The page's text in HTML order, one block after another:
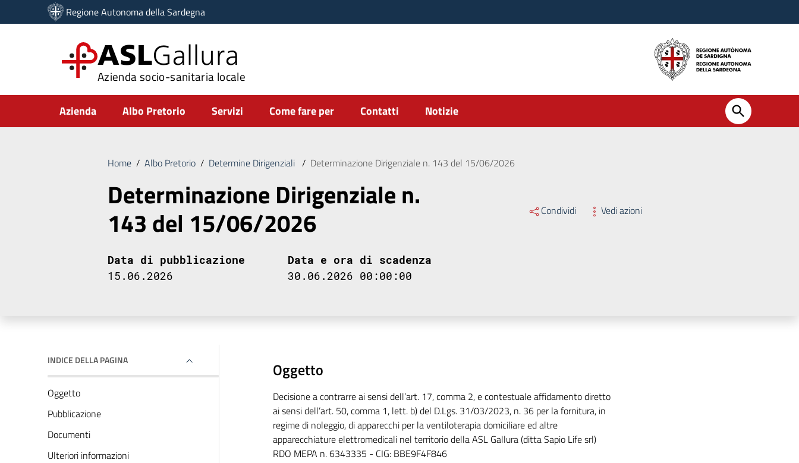
Vai ai contenuti
Vai al menu di navigazione
Regione Autonoma della Sardegna
ASLGallura
Azienda socio-sanitaria locale
Submenu
Azienda Albo Pretorio Servizi Come fare per Contatti Notizie
Home / Albo Pretorio / Determine Dirigenziali / Determinazione Dirigenziale n. 143 del 15/06/2026
Determinazione Dirigenziale n.
143 del 15/06/2026 Condividi Vedi azioni
Data di pubblicazione
15.06.2026
Data e ora di scadenza
30.06.2026 00:00:00
INDICE DELLA PAGINA
Oggetto
Pubblicazione
Documenti
Ulteriori informazioni
Oggetto
Decisione a contrarre ai sensi dell’art. 17, comma 2, e contestuale affidamento diretto
ai sensi dell’art. 50, comma 1, lett. b) del D.Lgs. 31/03/2023, n. 36 per la fornitura, in
regime di noleggio, di apparecchi per la ventiloterapia domiciliare ed altre
apparecchiature elettromedicali nel territorio della ASL Gallura (ditta Sapio Life srl)
RDO MEPA n. 6343335 - CIG: BBE9F4F846